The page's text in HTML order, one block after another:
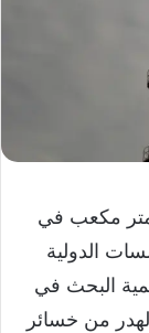
عالميًا 151 مليار متر مكعب في
الدولية
البحث في
من خسائر